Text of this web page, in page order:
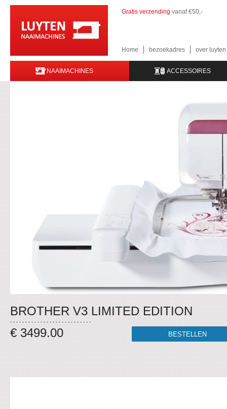
Gratis verzending vanaf €50,-
Home bezoekadres over
NAAIMACHINES ACCESSOIRES
BROTHER V3 LIMITED EDITION
€ 3499.00